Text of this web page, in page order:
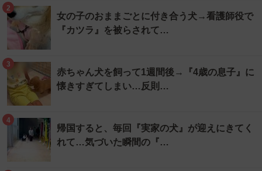
2
女の子のおままごとに付き合う犬→看護師役で
『カツラ』を被らされて…
3
赤ちゃん犬を飼って1週間後→『4歳の息子』に
懐きすぎてしまい…反則…
4
帰国すると、毎回『実家の犬』が迎えにきてく
れて…気づいた瞬間の『…